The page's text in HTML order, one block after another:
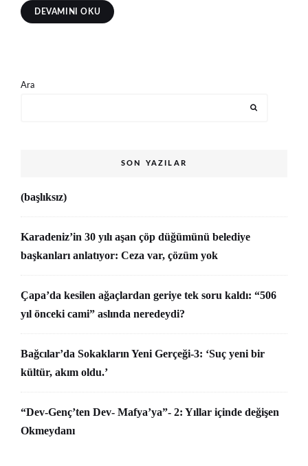
DEVAMINI OKU
Ara
SON YAZILAR
(başlıksız)
Karadeniz’in 30 yılı aşan çöp düğümünü belediye
başkanları anlatıyor: Ceza var, çözüm yok
Çapa’da kesilen ağaçlardan geriye tek soru kaldı: “506
yıl önceki cami” aslında neredeydi?
Bağcılar’da Sokakların Yeni Gerçeği-3: ‘Suç yeni bir
kültür, akım oldu.’
“Dev-Genç’ten Dev- Mafya’ya”- 2: Yıllar içinde değişen
Okmeydanı